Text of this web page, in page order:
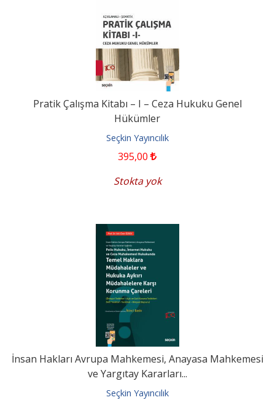
Pratik Çalışma Kitabı – I – Ceza Hukuku Genel
Hükümler
Seçkin Yayıncılık
395,00
Stokta yok
İnsan Hakları Avrupa Mahkemesi, Anayasa Mahkemesi
ve Yargıtay Kararları...
Seçkin Yayıncılık